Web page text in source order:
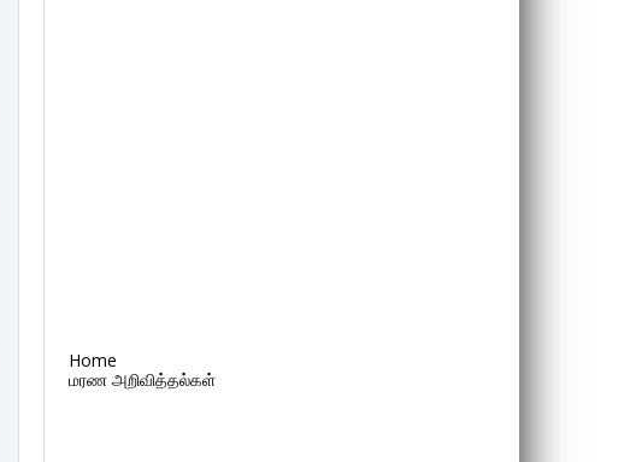
Home
மரண அறிவித்தல்கள்